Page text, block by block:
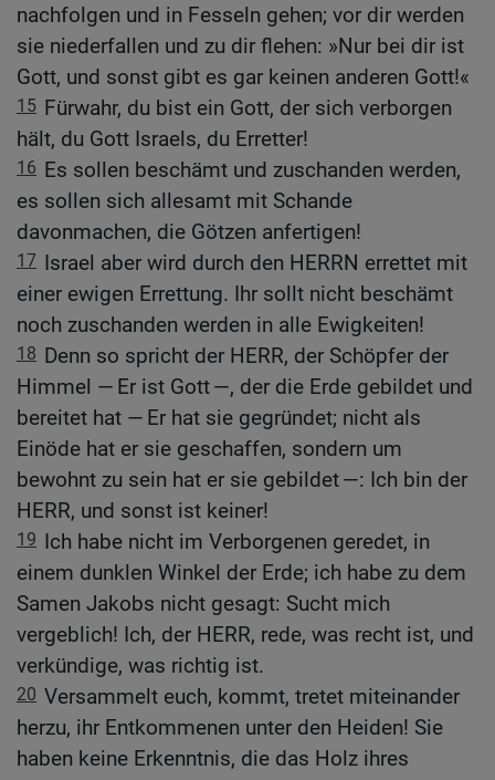
nachfolgen und in Fesseln gehen; vor dir werden
sie niederfallen und zu dir flehen: »Nur bei dir ist
Gott, und sonst gibt es gar keinen anderen Gott!«
15 Fürwahr, du bist ein Gott, der sich verborgen
hält, du Gott Israels, du Erretter!
16 Es sollen beschämt und zuschanden werden,
es sollen sich allesamt mit Schande
davonmachen, die Götzen anfertigen!
17 Israel aber wird durch den HERRN errettet mit
einer ewigen Errettung. Ihr sollt nicht beschämt
noch zuschanden werden in alle Ewigkeiten!
18 Denn so spricht der HERR, der Schöpfer der
Himmel — Er ist Gott —, der die Erde gebildet und
bereitet hat — Er hat sie gegründet; nicht als
Einöde hat er sie geschaffen, sondern um
bewohnt zu sein hat er sie gebildet —: Ich bin der
HERR, und sonst ist keiner!
19 Ich habe nicht im Verborgenen geredet, in
einem dunklen Winkel der Erde; ich habe zu dem
Samen Jakobs nicht gesagt: Sucht mich
vergeblich! Ich, der HERR, rede, was recht ist, und
verkündige, was richtig ist.
20 Versammelt euch, kommt, tretet miteinander
herzu, ihr Entkommenen unter den Heiden! Sie
haben keine Erkenntnis, die das Holz ihres